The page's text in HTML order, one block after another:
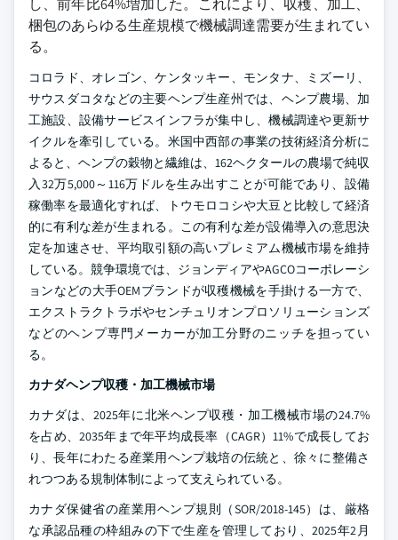
し、前年比64%増加した。これにより、収穫、加工、
梱包のあらゆる生産規模で機械調達需要が生まれてい
る。
コロラド、オレゴン、ケンタッキー、モンタナ、ミズーリ、
サウスダコタなどの主要ヘンプ生産州では、ヘンプ農場、加
工施設、設備サービスインフラが集中し、機械調達や更新サ
イクルを牽引している。米国中西部の事業の技術経済分析に
よると、ヘンプの穀物と繊維は、162ヘクタールの農場で純収
入32万5,000～116万ドルを生み出すことが可能であり、設備
稼働率を最適化すれば、トウモロコシや大豆と比較して経済
的に有利な差が生まれる。この有利な差が設備導入の意思決
定を加速させ、平均取引額の高いプレミアム機械市場を維持
している。競争環境では、ジョンディアやAGCOコーポレーシ
ョンなどの大手OEMブランドが収穫機械を手掛ける一方で、
エクストラクトラボやセンチュリオンプロソリューションズ
などのヘンプ専門メーカーが加工分野のニッチを担ってい
る。
カナダヘンプ収穫・加工機械市場
カナダは、2025年に北米ヘンプ収穫・加工機械市場の24.7%
を占め、2035年まで年平均成長率（CAGR）11%で成長してお
り、長年にわたる産業用ヘンプ栽培の伝統と、徐々に整備さ
れつつある規制体制によって支えられている。
カナダ保健省の産業用ヘンプ規則（SOR/2018-145）は、厳格
な承認品種の枠組みの下で生産を管理しており、2025年2月